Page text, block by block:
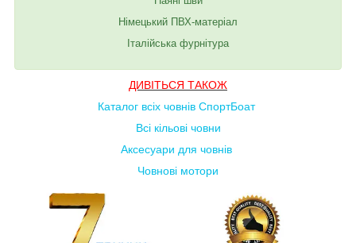
Німецький ПВХ-матеріал
Італійська фурнітура
ДИВІТЬСЯ ТАКОЖ
Каталог всіх човнів СпортБоат
Всі кільові човни
Аксесуари для човнів
Човнові мотори